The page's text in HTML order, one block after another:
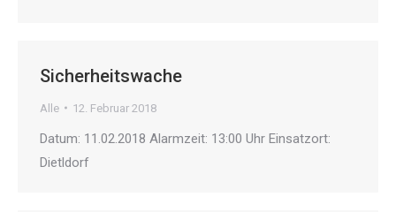
Sicherheitswache
Alle 12. Februar 2018
Datum: 11.02.2018 Alarmzeit: 13:00 Uhr Einsatzort:
Dietldorf